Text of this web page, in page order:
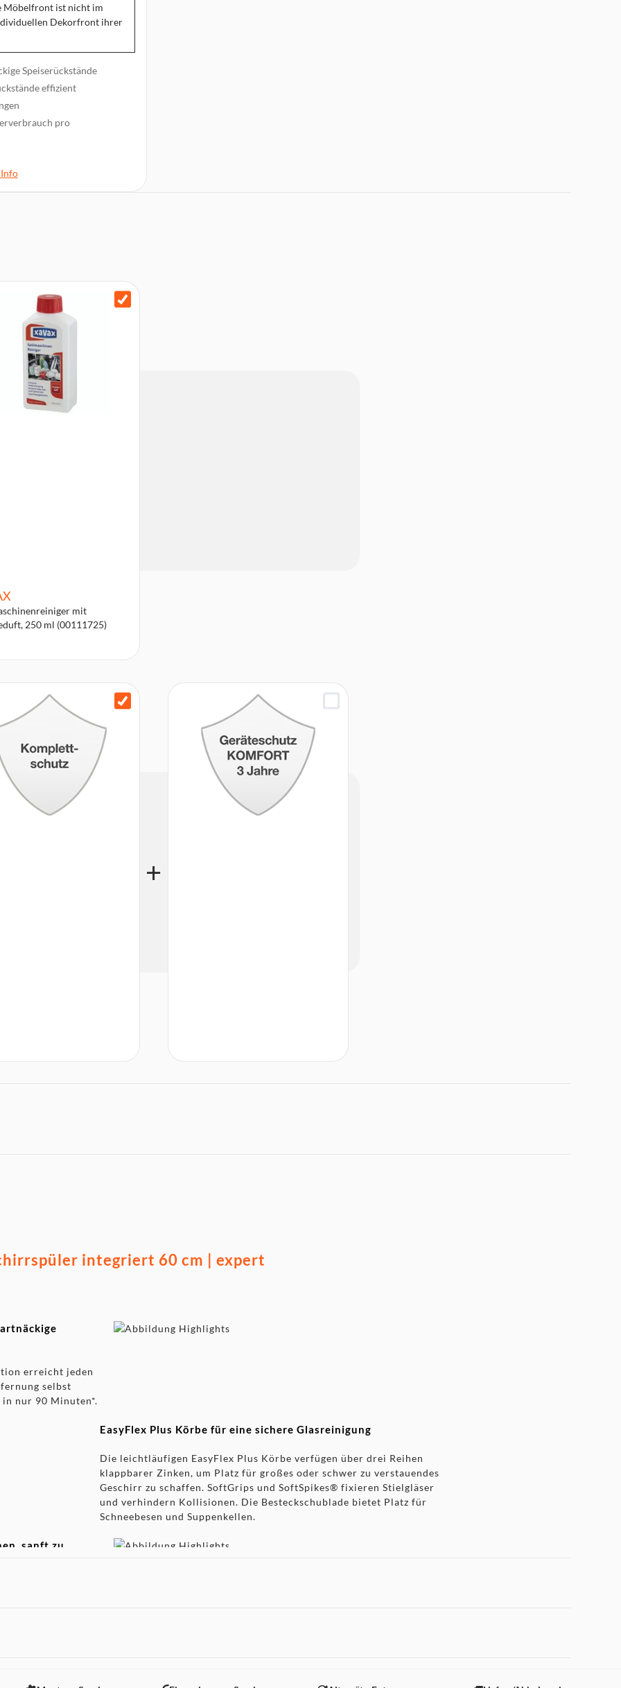
Möbelfront ist nicht im
Dekorfront ihrer
Speiserückstände
effizient
pro
mit
250 ml (00111725)
integriert 60 cm | expert
erreicht jeden
selbst
in nur 90 Minuten*.
EasyFlex Plus Körbe für eine sichere Glasreinigung
Die leichtläufigen EasyFlex Plus Körbe verfügen über drei Reihen
klappbarer Zinken, um Platz für großes oder schwer zu verstauendes
Geschirr zu schaffen. SoftGrips und SoftSpikes® fixieren Stielgläser
und verhindern Kollisionen. Die Besteckschublade bietet Platz für
Schneebesen und Suppenkellen.
sanft zu
im